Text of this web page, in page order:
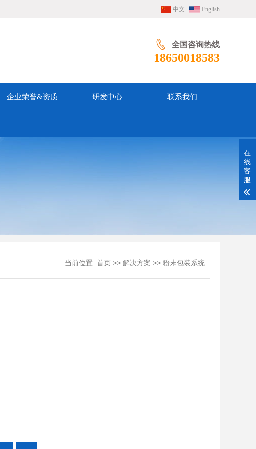
中文 English
全国咨询热线
18650018583
企业荣誉&资质 研发中心 联系我们
当前位置: 首页 >> 解决方案 >> 粉末包装系统
在
线
客
服